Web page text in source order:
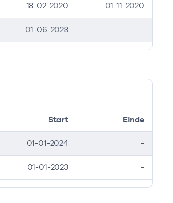
18-02-2020 01-11-2020
01-06-2023 -
Start Einde
01-01-2024 -
01-01-2023 -